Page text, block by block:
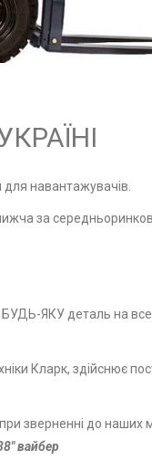
для навантажувачів.
за
БУДЬ-ЯКУ деталь на
Кларк, здійснює
зверненні до
вайбер